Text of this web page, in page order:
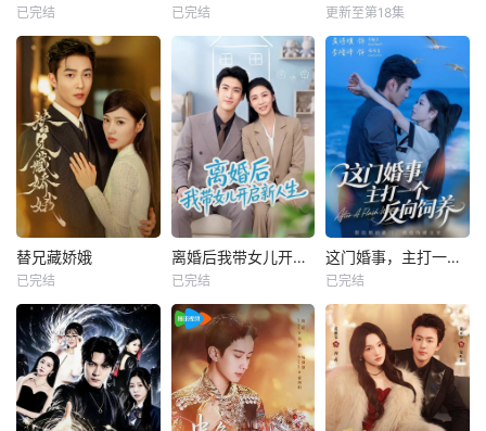
已完结 已完结 更新至第18集
替兄藏娇娥
已完结
离婚后我带女儿开启新人生
已完结
这门婚事，主打一个反向饲养
已完结